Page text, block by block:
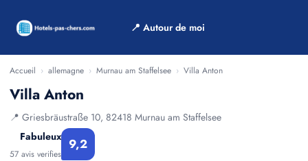
📍 Autour de moi
Accueil › allemagne › Murnau am Staffelsee › Villa Anton
Villa Anton
📍 Griesbräustraße 10, 82418 Murnau am Staffelsee
Fabuleux
57 avis verifies
9,2